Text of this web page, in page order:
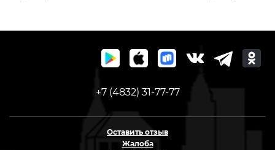
+7 (4832) 31-77-77
Оставить отзыв
Жалоба